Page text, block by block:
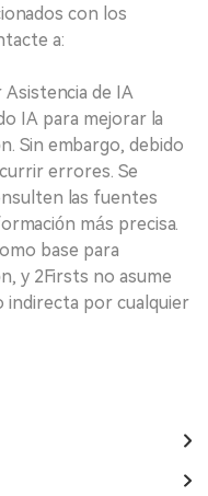
con los
a:
Asistencia de IA
IA para mejorar la
Sin embargo, debido
errores. Se
las fuentes
más precisa.
base para
y 2Firsts no asume
indirecta por cualquier